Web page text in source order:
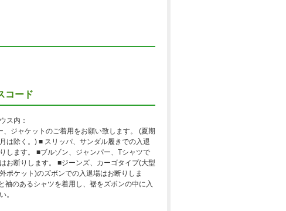
コード
ス内：
、ジャケットのご着用をお願い致します。 (夏期
は除く。) ■ スリッパ、サンダル履きでの入退
します。 ■ブルゾン、ジャンパー、Tシャツで
お断りします。 ■ジーンズ、カーゴタイプ(大型
ポケット)のズボンでの入退場はお断りしま
袖のあるシャツを着用し、裾をズボンの中に入
。